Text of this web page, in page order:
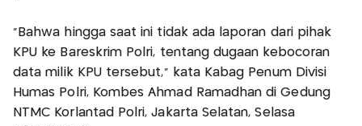
"Bahwa hingga saat ini tidak ada laporan dari pihak
KPU ke Bareskrim Polri, tentang dugaan kebocoran
data milik KPU tersebut," kata Kabag Penum Divisi
Humas Polri, Kombes Ahmad Ramadhan di Gedung
NTMC Korlantad Polri, Jakarta Selatan, Selasa